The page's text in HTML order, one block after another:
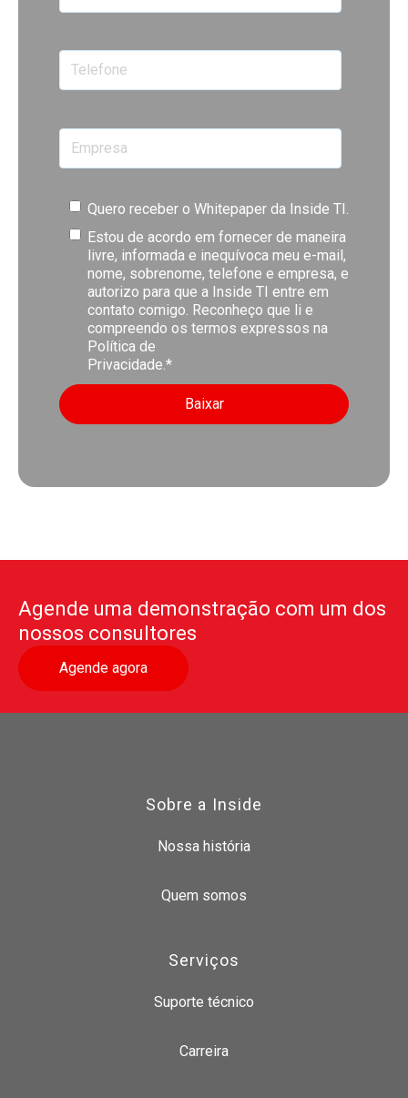
Quero receber o Whitepaper da Inside TI.
Estou de acordo em fornecer de maneira
livre, informada e inequívoca meu e-mail,
nome, sobrenome, telefone e empresa, e
autorizo para que a Inside TI entre em
contato comigo. Reconheço que li e
compreendo os termos expressos na
Política de
Privacidade.*
Agende uma demonstração com um dos
nossos consultores
Agende agora
Sobre a Inside
Nossa história
Quem somos
Serviços
Suporte técnico
Carreira